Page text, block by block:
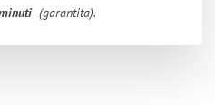
(garantita).